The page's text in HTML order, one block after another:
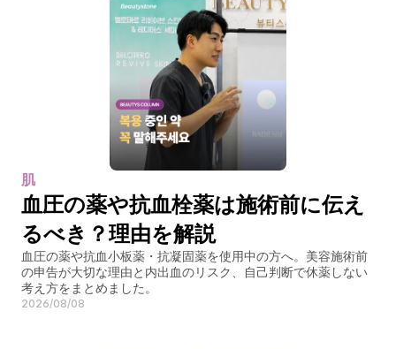
肌
血圧の薬や抗血栓薬は施術前に伝え
るべき？理由を解説
血圧の薬や抗血小板薬・抗凝固薬を使用中の方へ。美容施術前
の申告が大切な理由と内出血のリスク、自己判断で休薬しない
考え方をまとめました。
2026/08/08